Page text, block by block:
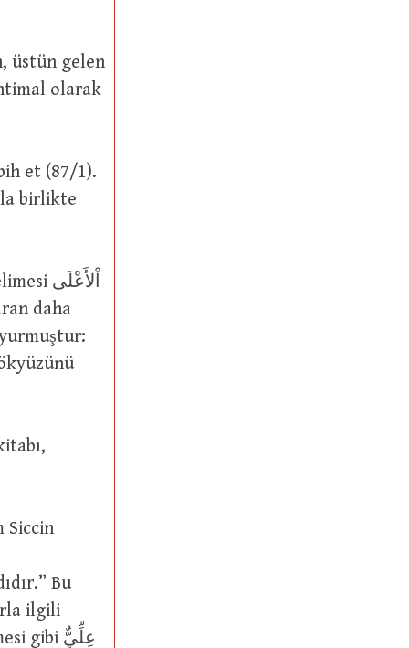
birlikte
daha
Siccin
Bu
ilgili